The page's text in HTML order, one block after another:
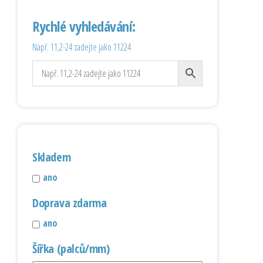
Rychlé vyhledávání:
Např. 11,2-24 zadejte jako 11224
Skladem
ano
Doprava zdarma
ano
Šířka (palců/mm)